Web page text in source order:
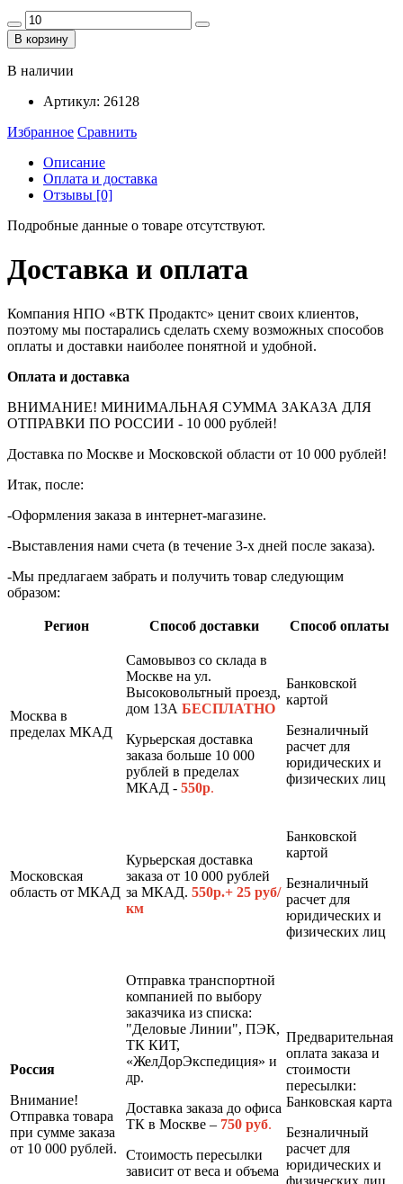
В корзину
В наличии
Артикул: 26128
Избранное Сравнить
Описание
Оплата и доставка
Отзывы [0]
Подробные данные о товаре отсутствуют.
Доставка и оплата
Компания НПО «ВТК Продактс» ценит своих клиентов,
поэтому мы постарались сделать схему возможных способов
оплаты и доставки наиболее понятной и удобной.
Оплата и доставка
ВНИМАНИЕ! МИНИМАЛЬНАЯ СУММА ЗАКАЗА ДЛЯ
ОТПРАВКИ ПО РОССИИ - 10 000 рублей!
Доставка по Москве и Московской области от 10 000 рублей!
Итак, после:
-Оформления заказа в интернет-магазине.
-Выставления нами счета (в течение 3-х дней после заказа).
-Мы предлагаем забрать и получить товар следующим
образом:
Регион Способ доставки Способ оплаты
Москва в
пределах МКАД
Самовывоз со склада в
Москве на ул.
Высоковольтный проезд,
дом 13А БЕСПЛАТНО
Курьерская доставка
заказа больше 10 000
рублей в пределах
МКАД - 550р.
Банковской
картой
Безналичный
расчет для
юридических и
физических лиц
Московская
область от МКАД
Курьерская доставка
заказа от 10 000 рублей
за МКАД. 550р.+ 25 руб/
км
Банковской
картой
Безналичный
расчет для
юридических и
физических лиц
Россия
Внимание!
Отправка товара
при сумме заказа
от 10 000 рублей.
Отправка транспортной
компанией по выбору
заказчика из списка:
"Деловые Линии", ПЭК,
ТК КИТ,
«ЖелДорЭкспедиция» и
др.
Доставка заказа до офиса
ТК в Москве – 750 руб.
Стоимость пересылки
зависит от веса и объема
Предварительная
оплата заказа и
стоимости
пересылки:
Банковская карта
Безналичный
расчет для
юридических и
физических лиц